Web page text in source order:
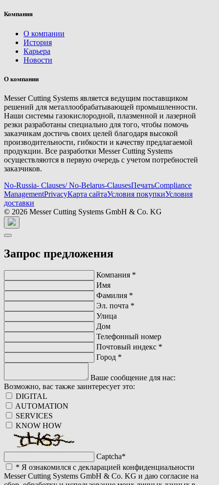
Компания
О компании
История
Карьера
Новости
О компании
Messer Cutting Systems является ведущим поставщиком
решений для металлообрабатывающей промышленности.
Наши системы газокислородной, плазменной и лазерной
резки разработаны специально для того, чтобы помочь
заказчикам достичь своих целей благодаря высокой
производительности, гибкости и качеству предлагаемой
продукции. Все разработки Messer Cutting Systems
осуществляются в первую очередь с учетом потребностей
заказчиков.
No-Russia- Clauses/ No-Belarus-ClausesПечатьCompliance
ManagementPrivacyКарта сайтаУсловия покупкиУсловия
доставки
© 2026 Messer Cutting Systems GmbH & Co. KG
Запрос предложения
Компания *
Имя
Фамилия *
Эл. почта *
Улица
Дом
Телефонный номер
Почтовый индекс *
Город *
Ваше сообщение для нас:
Возможно, вас также заинтересует это:
DIGITAL
AUTOMATION
SERVICES
KNOW HOW
Captcha*
* Я ознакомился с декларацией конфиденциальности
Messer Cutting Systems GmbH & Co. KG и даю согласие на